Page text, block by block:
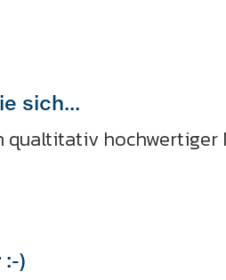
sich...
hochwertiger
)